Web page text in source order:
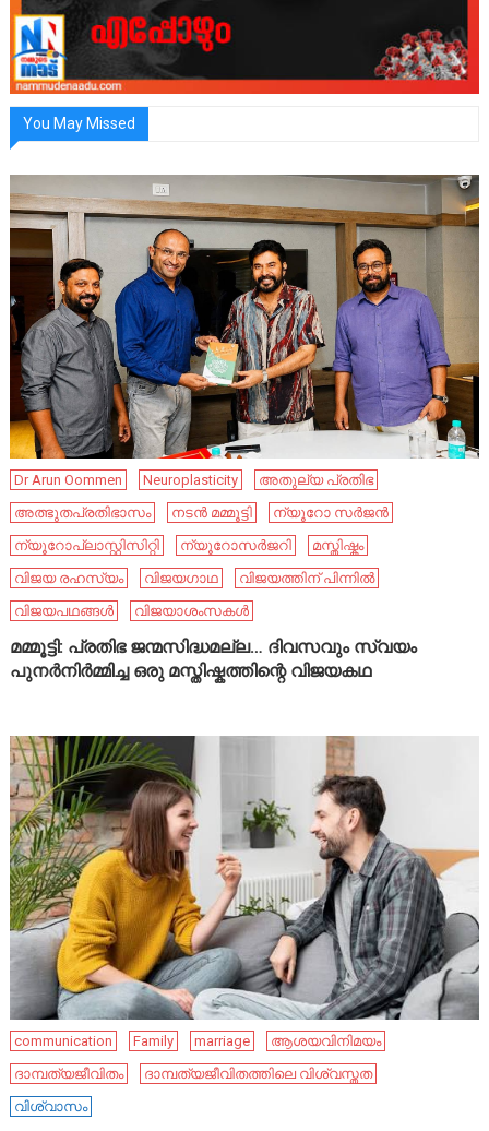
You May Missed
Dr Arun Oommen Neuroplasticity
അതുല്യ പ്രതിഭ
അത്ഭുതപ്രതിഭാസം
നടൻ മമ്മൂട്ടി
ന്യൂറോ സർജൻ
ന്യൂറോപ്ലാസ്റ്റിസിറ്റി
ന്യൂറോസർജറി
മസ്തിഷ്കം
വിജയ രഹസ്യം
വിജയഗാഥ
വിജയത്തിന് പിന്നിൽ
വിജയപഥങ്ങൾ
വിജയാശംസകൾ
മമ്മൂട്ടി: പ്രതിഭ ജന്മസിദ്ധമല്ല… ദിവസവും സ്വയം
പുനർനിർമ്മിച്ച ഒരു മസ്തിഷ്കത്തിന്റെ വിജയകഥ
communication Family marriage
ആശയവിനിമയം
ദാമ്പത്യജീവിതം
ദാമ്പത്യജീവിതത്തിലെ വിശ്വസ്തത
വിശ്വാസം